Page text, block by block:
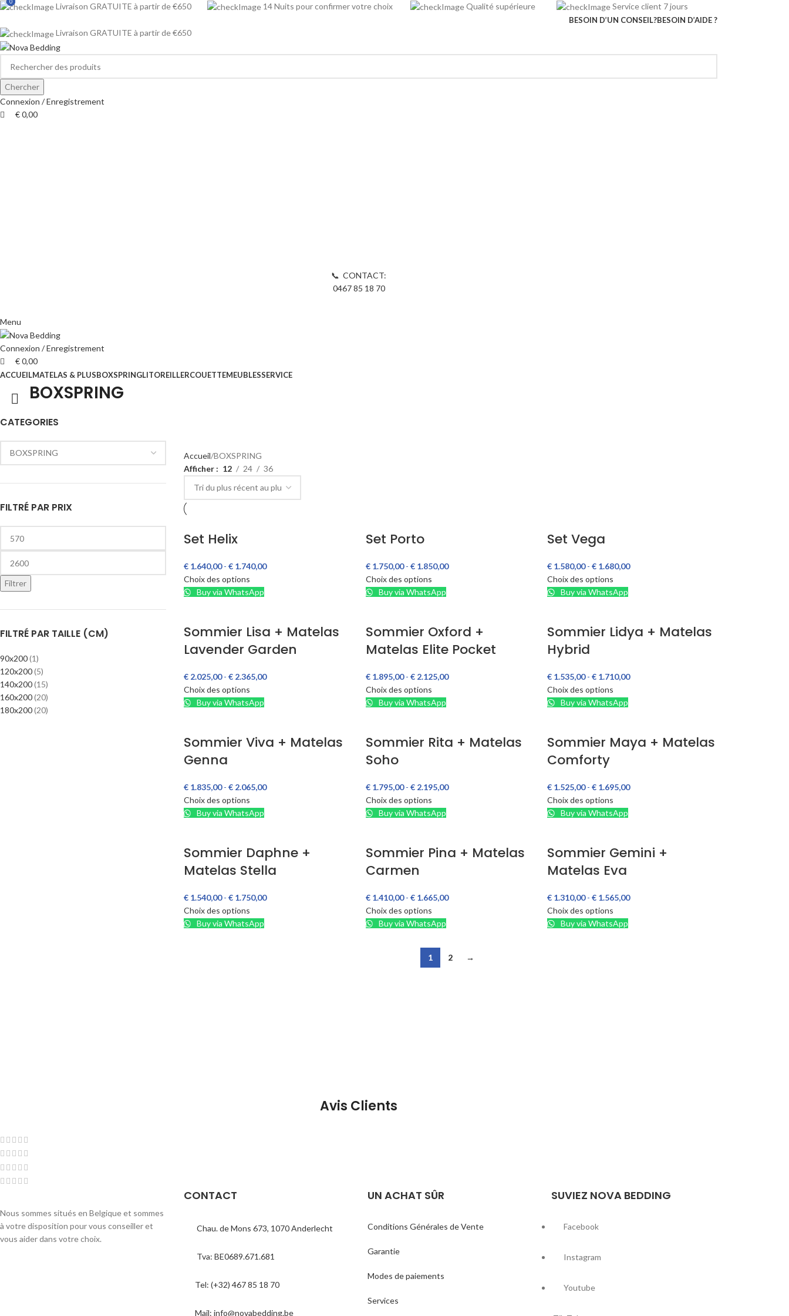
Livraison GRATUITE à partir de €650 14 Nuits pour confirmer votre choix Qualité supérieure Service client 7 jours
BESOIN D’UN CONSEIL?BESOIN D’AIDE ?
Livraison GRATUITE à partir de €650
Chercher
Connexion / Enregistrement
0
€0,00
📞 CONTACT:
0467 85 18 70
Menu
Connexion / Enregistrement
0
€0,00
ACCUEILMATELAS & PLUSBOXSPRINGLITOREILLERCOUETTEMEUBLESSERVICE
BOXSPRING
CATEGORIES
FILTRÉ PAR PRIX
Filtrer
FILTRÉ PAR TAILLE (CM)
90x200(1)
120x200(5)
140x200(15)
160x200(20)
180x200(20)
Accueil BOXSPRING
Afficher
12 24 36
Set Helix
€1.640,00 - €1.740,00
Choix des options
Buy via WhatsApp
Set Porto
€1.750,00 - €1.850,00
Choix des options
Buy via WhatsApp
Set Vega
€ 1.580,00 - € 1.680,00
Choix des options
Buy via WhatsApp
Sommier Lisa + Matelas
Lavender Garden
€2.025,00 - €2.365,00
Choix des options
Buy via WhatsApp
Sommier Oxford +
Matelas Elite Pocket
€1.895,00 - €2.125,00
Choix des options
Buy via WhatsApp
Sommier Lidya + Matelas
Hybrid
€ 1.535,00 - € 1.710,00
Choix des options
Buy via WhatsApp
Sommier Viva + Matelas
Genna
€1.835,00 - €2.065,00
Choix des options
Buy via WhatsApp
Sommier Rita + Matelas
Soho
€1.795,00 - €2.195,00
Choix des options
Buy via WhatsApp
Sommier Maya + Matelas
Comforty
€ 1.525,00 - € 1.695,00
Choix des options
Buy via WhatsApp
Sommier Daphne +
Matelas Stella
€1.540,00 - €1.750,00
Choix des options
Buy via WhatsApp
Sommier Pina + Matelas
Carmen
€1.410,00 - €1.665,00
Choix des options
Buy via WhatsApp
Sommier Gemini +
Matelas Eva
€ 1.310,00 - € 1.565,00
Choix des options
Buy via WhatsApp
1 2 →
Avis Clients
Nous sommes situés en Belgique et sommes
à votre disposition pour vous conseiller et
vous aider dans votre choix.
CONTACT
Chau. de Mons 673, 1070 Anderlecht
Tva: BE0689.671.681
Tel: (+32) 467 85 18 70
Mail: info@novabedding.be
UN ACHAT SÛR
Conditions Générales de Vente
Garantie
Modes de paiements
Services
SUVIEZ NOVA BEDDING
Facebook
Instagram
Youtube
0